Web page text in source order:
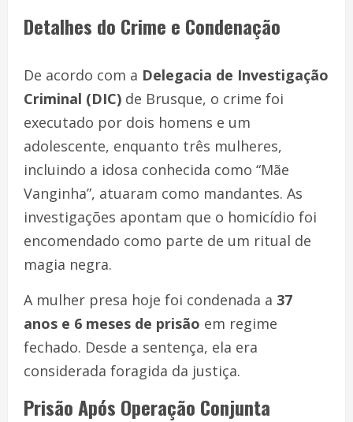
Detalhes do Crime e Condenação
De acordo com a Delegacia de Investigação
Criminal (DIC) de Brusque, o crime foi
executado por dois homens e um
adolescente, enquanto três mulheres,
incluindo a idosa conhecida como “Mãe
Vanginha”, atuaram como mandantes. As
investigações apontam que o homicídio foi
encomendado como parte de um ritual de
magia negra.
A mulher presa hoje foi condenada a 37
anos e 6 meses de prisão em regime
fechado. Desde a sentença, ela era
considerada foragida da justiça.
Prisão Após Operação Conjunta